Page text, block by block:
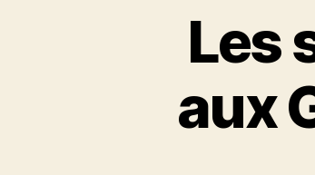
Les
aux